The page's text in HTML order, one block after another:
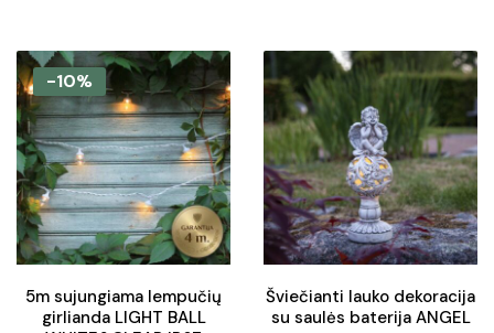
-10%
5m sujungiama lempučių
girlianda LIGHT BALL
Šviečianti lauko dekoracija
su saulės baterija ANGEL